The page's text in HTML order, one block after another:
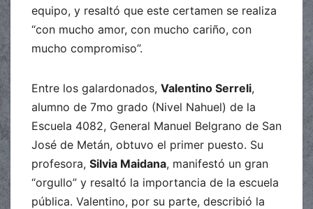
equipo, y resaltó que este certamen se realiza
“con mucho amor, con mucho cariño, con
mucho compromiso”.
Entre los galardonados, Valentino Serreli,
alumno de 7mo grado (Nivel Nahuel) de la
Escuela 4082, General Manuel Belgrano de San
José de Metán, obtuvo el primer puesto. Su
profesora, Silvia Maidana, manifestó un gran
“orgullo” y resaltó la importancia de la escuela
pública. Valentino, por su parte, describió la